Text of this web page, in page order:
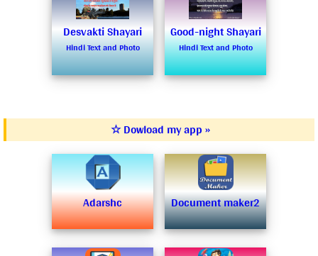
Desvakti Shayari
Hindi Text and Photo
Good-night Shayari
Hindi Text and Photo
☆ Dowload my app »
Adarshc Document maker2